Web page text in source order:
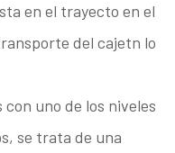
en el trayecto en el
del cajetn lo
con uno de los niveles
se trata de una